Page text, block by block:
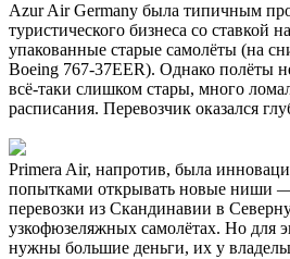
Azur Air Germany была типичным
туристического бизнеса со ставкой
упакованные старые самолёты (на
Boeing 767-37EER). Однако полёты
всё-таки слишком стары, много
расписания. Перевозчик оказался
Primera Air, напротив, была
попытками открывать новые ниши
перевозки из Скандинавии в
узкофюзеляжных самолётах. Но для
нужны большие деньги, их у